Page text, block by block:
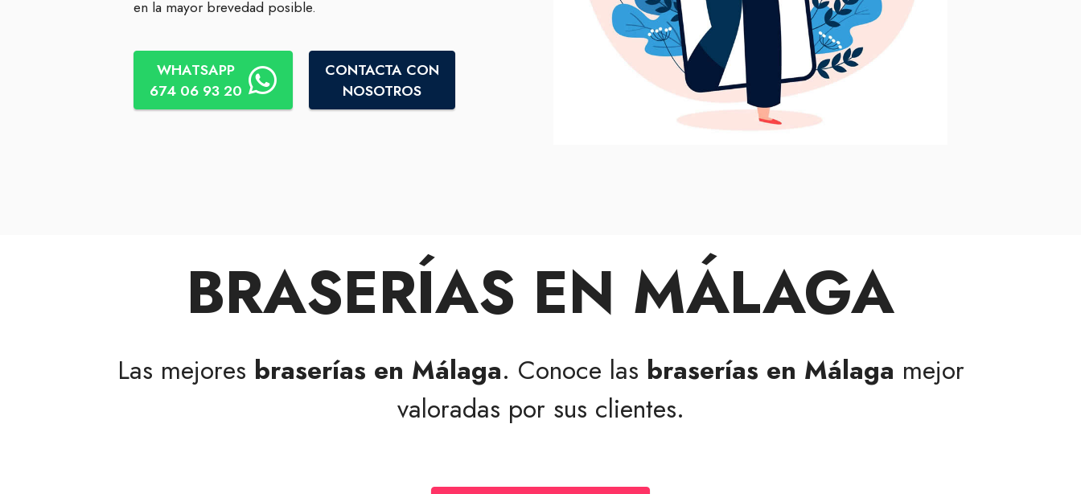
en la mayor brevedad posible.
WHATSAPP
674 06 93 20
CONTACTA CON
NOSOTROS
BRASERÍAS EN MÁLAGA
Las mejores braserías en Málaga. Conoce las braserías en Málaga mejor
valoradas por sus clientes.